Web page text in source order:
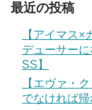
最近の投稿
【アイマス
デューサー
SS】
【エヴァ・
でなければ帰